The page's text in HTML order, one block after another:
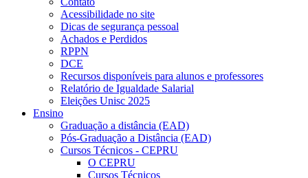
Acessibilidade no site
Dicas de segurança pessoal
Achados e Perdidos
RPPN
DCE
Recursos disponíveis para alunos e professores
Relatório de Igualdade Salarial
Eleições Unisc 2025
Ensino
Graduação a distância (EAD)
Pós-Graduação a Distância (EAD)
Cursos Técnicos - CEPRU
O CEPRU
Cursos Técnicos